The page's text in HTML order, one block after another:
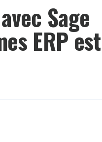
Sage
ERP est